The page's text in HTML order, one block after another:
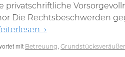
privatschriftliche
Die Rechtsbeschwerden
→
mit Betreuung,